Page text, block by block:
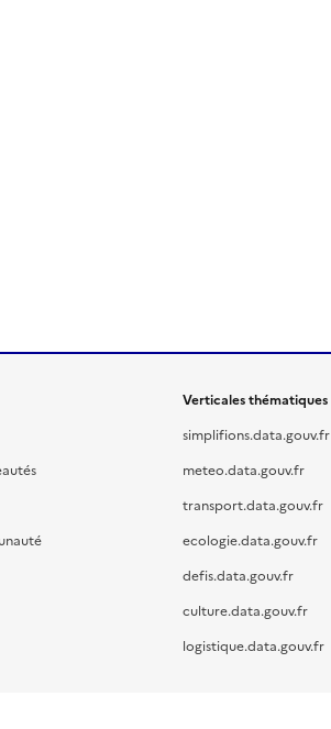
Verticales thématiques
simplifions.data.gouv.fr
meteo.data.gouv.fr
transport.data.gouv.fr
ecologie.data.gouv.fr
defis.data.gouv.fr
culture.data.gouv.fr
logistique.data.gouv.fr